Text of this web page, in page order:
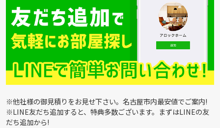
※他社様の御見積りをお見せ下さい。名古屋市内最安値でご案内!
※LINE友だち追加すると、特典多数ございます。まずはLINEの友
だち追加から!